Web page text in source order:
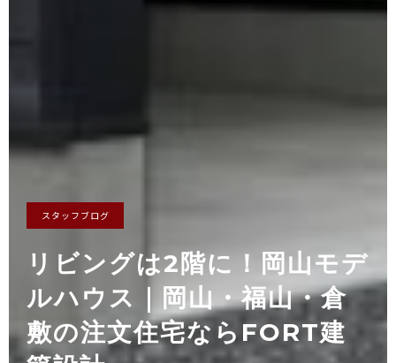
スタッフブログ
リビングは2階に！岡山モデ
ルハウス｜岡山・福山・倉
敷の注文住宅ならFORT建